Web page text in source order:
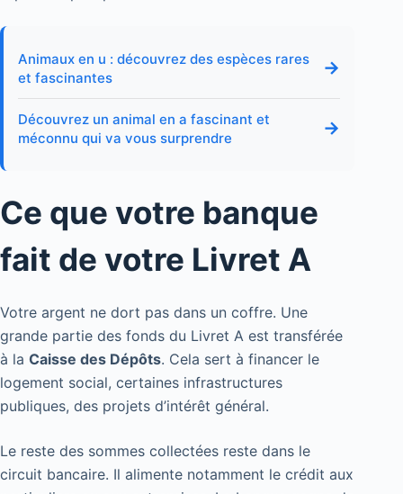
Animaux en u : découvrez des espèces rares
et fascinantes
→
Découvrez un animal en a fascinant et
méconnu qui va vous surprendre
→
Ce que votre banque
fait de votre Livret A
Votre argent ne dort pas dans un coffre. Une
grande partie des fonds du Livret A est transférée
à la Caisse des Dépôts. Cela sert à financer le
logement social, certaines infrastructures
publiques, des projets d’intérêt général.
Le reste des sommes collectées reste dans le
circuit bancaire. Il alimente notamment le crédit aux